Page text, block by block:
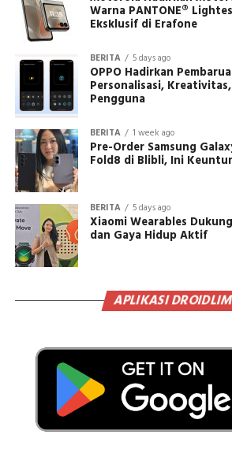
Warna PANTONE®
Eksklusif di Erafone
BERITA 5 days ago
OPPO Hadirkan
Personalisasi,
Pengguna
BERITA 1 week ago
Pre-Order Samsung
Fold8 di Blibli, Ini
BERITA 5 days ago
Xiaomi Wearables
dan Gaya Hidup Aktif
APLIKASI